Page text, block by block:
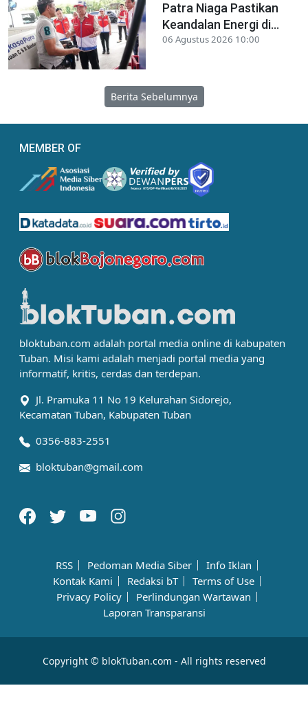
Patra Niaga Pastikan
Keandalan Energi di...
06 Agustus 2026 10:00
Berita Sebelumnya
MEMBER OF
bloktuban.com adalah portal media online di kabupaten
Tuban. Misi kami adalah menjadi portal media yang
informatif, kritis, cerdas dan terdepan.
Jl. Pramuka 11 No 19 Kelurahan Sidorejo,
Kecamatan Tuban, Kabupaten Tuban
0356-883-2551
bloktuban@gmail.com
RSS Pedoman Media Siber
Info Iklan
Kontak Kami
Redaksi bT
Terms of Use
Privacy Policy
Perlindungan Wartawan
Laporan Transparansi
Copyright © blokTuban.com - All rights reserved